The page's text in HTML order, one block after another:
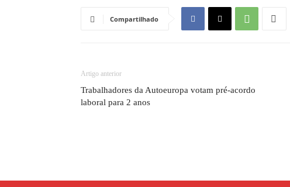
Compartilhado
Artigo anterior
Trabalhadores da Autoeuropa votam pré-acordo
laboral para 2 anos